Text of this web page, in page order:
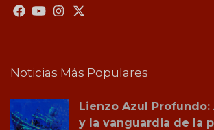
Noticias Más Populares
Lienzo Azul Profundo:
y la vanguardia de la